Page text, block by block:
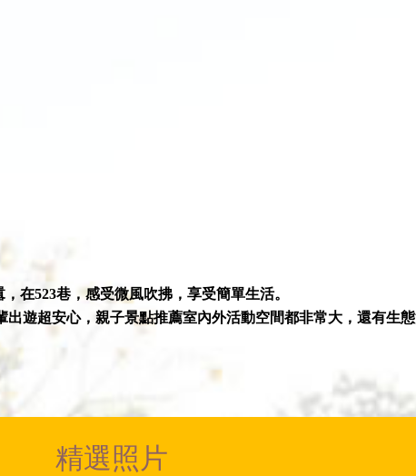
在523巷，感受微風吹拂，享受簡單生活。
遊超安心，親子景點推薦室內外活動空間都非常大，還有生
精選照片